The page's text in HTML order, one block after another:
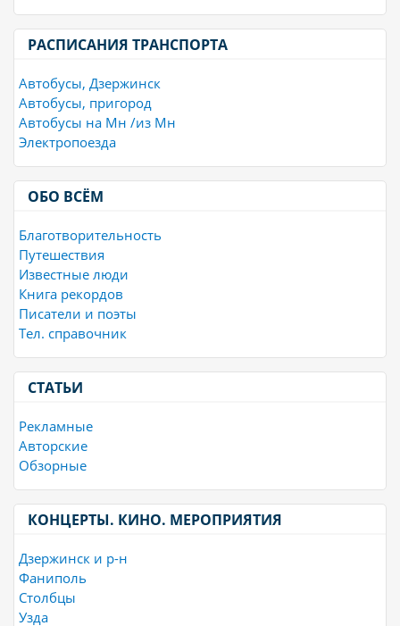
РАСПИСАНИЯ ТРАНСПОРТА
Автобусы, Дзержинск
Автобусы, пригород
Автобусы на Мн /из Мн
Электропоезда
ОБО ВСЁМ
Благотворительность
Путешествия
Известные люди
Книга рекордов
Писатели и поэты
Тел. справочник
СТАТЬИ
Рекламные
Авторские
Обзорные
КОНЦЕРТЫ. КИНО. МЕРОПРИЯТИЯ
Дзержинск и р-н
Фаниполь
Столбцы
Узда